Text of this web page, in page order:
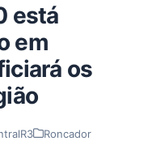
está
em
os
Roncador